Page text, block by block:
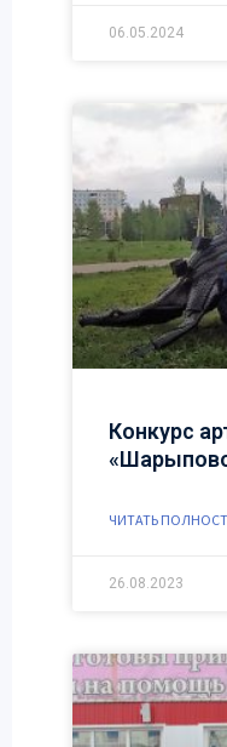
06.05.2024
Конкурс
ЧИТАТЬ
26.08.2023